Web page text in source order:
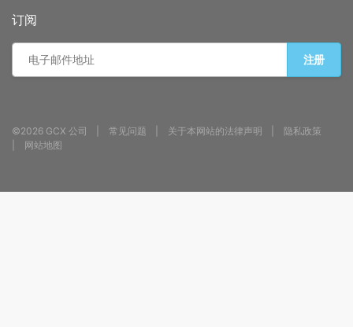
订阅
注册
©2026 GCX 公司 常见问题 关于本网站的法律声明
隐私政策
网站地图